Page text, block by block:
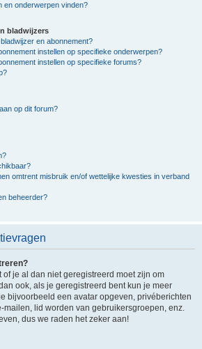
en onderwerpen vinden?
bladwijzers
en abonnement?
instellen op specifieke onderwerpen?
instellen op specifieke forums?
op dit forum?
omtrent misbruik en/of wettelijke kwesties in verband
beheerder?
of je al dan niet geregistreerd moet zijn om
ook, als je geregistreerd bent kun je meer
bijvoorbeeld een avatar opgeven, privéberichten
mailen, lid worden van gebruikersgroepen, enz.
dus we raden het zeker aan!